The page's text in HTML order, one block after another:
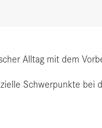
Alltag mit dem
Schwerpunkte bei